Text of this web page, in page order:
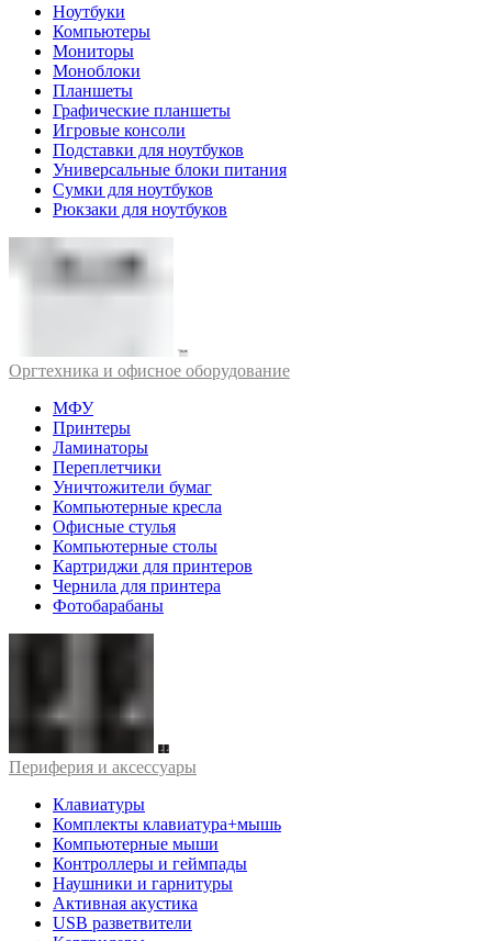
Ноутбуки
Компьютеры
Мониторы
Моноблоки
Планшеты
Графические планшеты
Игровые консоли
Подставки для ноутбуков
Универсальные блоки питания
Сумки для ноутбуков
Рюкзаки для ноутбуков
Оргтехника и офисное оборудование
МФУ
Принтеры
Ламинаторы
Переплетчики
Уничтожители бумаг
Компьютерные кресла
Офисные стулья
Компьютерные столы
Картриджи для принтеров
Чернила для принтера
Фотобарабаны
Периферия и аксессуары
Клавиатуры
Комплекты клавиатура+мышь
Компьютерные мыши
Контроллеры и геймпады
Наушники и гарнитуры
Активная акустика
USB разветвители